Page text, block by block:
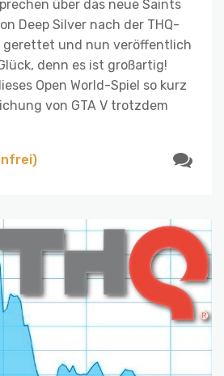
über das neue Saints
Deep Silver nach der THQ-
gerettet und nun veröffentlich
denn es ist großartig!
Open World-Spiel so kurz
von GTA V trotzdem